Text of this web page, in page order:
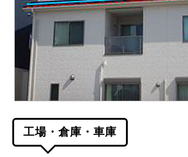
工場・倉庫・車庫